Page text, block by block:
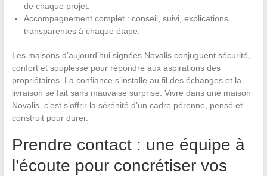
de chaque projet.
Accompagnement complet : conseil, suivi, explications
transparentes à chaque étape.
Les maisons d’aujourd’hui signées Novalis conjuguent sécurité,
confort et souplesse pour répondre aux aspirations des
propriétaires. La confiance s’installe au fil des échanges et la
livraison se fait sans mauvaise surprise. Vivre dans une maison
Novalis, c’est s’offrir la sérénité d’un cadre pérenne, pensé et
construit pour durer.
Prendre contact : une équipe à
l’écoute pour concrétiser vos